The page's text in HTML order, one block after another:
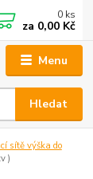
Menu
Hledat
0 ks
za 0,00 Kč
sítě výška do
)